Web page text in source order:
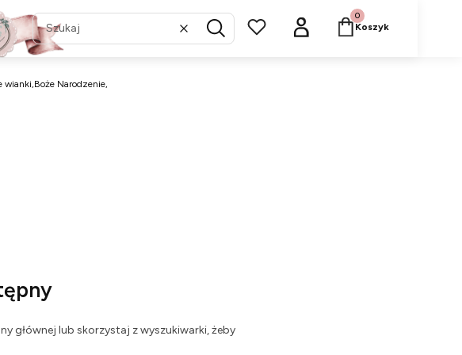
WyczyśćSzukaj
Produkty w koszyku:
Koszyk
wianki,Boże Narodzenie,
głównej lub skorzystaj z wyszukiwarki, żeby